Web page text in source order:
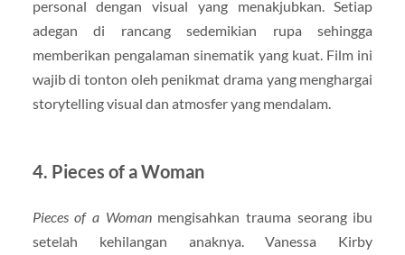
personal dengan visual yang menakjubkan. Setiap
adegan di rancang sedemikian rupa sehingga
memberikan pengalaman sinematik yang kuat. Film ini
wajib di tonton oleh penikmat drama yang menghargai
storytelling visual dan atmosfer yang mendalam.
4. Pieces of a Woman
Pieces of a Womanmengisahkan trauma seorang ibu
setelah kehilangan anaknya. Vanessa Kirby